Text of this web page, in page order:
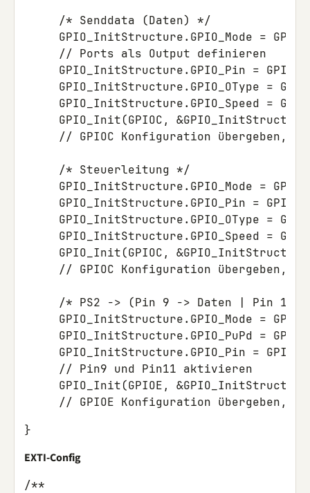
     /* Senddata (Daten) */
GPIO_InitStructure.GPIO_Mode =
     // Ports als Output definieren
GPIO_InitStructure.GPIO_Pin =
GPIO_InitStructure.GPIO_OType =
GPIO_InitStructure.GPIO_Speed =
GPIO_Init(GPIOC,
// GPIOC Konfiguration übergeben,
     /* Steuerleitung */
GPIO_InitStructure.GPIO_Mode =
GPIO_InitStructure.GPIO_Pin =
GPIO_InitStructure.GPIO_OType =
GPIO_InitStructure.GPIO_Speed =
GPIO_Init(GPIOC,
// GPIOC Konfiguration übergeben,
/* PS2 -> (Pin 9 -> Daten | Pin 11
GPIO_InitStructure.GPIO_Mode =
GPIO_InitStructure.GPIO_PuPd =
GPIO_InitStructure.GPIO_Pin =
     // Pin9 und Pin11 aktivieren
GPIO_Init(GPIOE,
}
EXTI-Config
/**